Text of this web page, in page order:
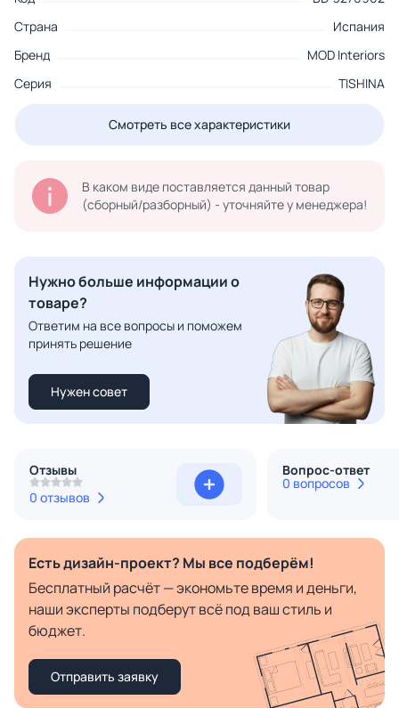
Страна
Испания
Бренд
MOD Interiors
Серия
TISHINA
Смотреть все характеристики
В каком виде поставляется данный товар
(сборный/разборный) - уточняйте у менеджера!
Нужно больше информации о
товаре?
Ответим на все вопросы и поможем
принять решение
Нужен совет
Отзывы
0 отзывов
Вопрос-ответ
0 вопросов
Есть дизайн-проект? Мы все подберём!
Бесплатный расчёт — экономьте время и деньги,
наши эксперты подберут всё под ваш стиль и
бюджет.
Отправить заявку